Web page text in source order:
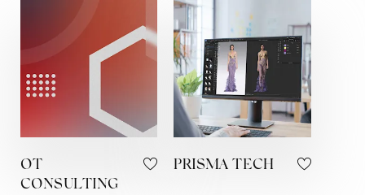
OT
CONSULTING
PRISMA TECH